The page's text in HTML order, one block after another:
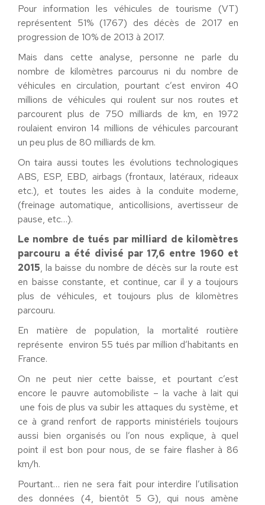
Pour information les véhicules de tourisme (VT)
représentent 51% (1767) des décès de 2017 en
progression de 10% de 2013 à 2017.
Mais dans cette analyse, personne ne parle du
nombre de kilomètres parcourus ni du nombre de
véhicules en circulation, pourtant c’est environ 40
millions de véhicules qui roulent sur nos routes et
parcourent plus de 750 milliards de km, en 1972
roulaient environ 14 millions de véhicules parcourant
un peu plus de 80 milliards de km.
On taira aussi toutes les évolutions technologiques
ABS, ESP, EBD, airbags (frontaux, latéraux, rideaux
etc.), et toutes les aides à la conduite moderne,
(freinage automatique, anticollisions, avertisseur de
pause, etc…).
Le nombre de tués par milliard de kilomètres
parcouru a été divisé par 17,6 entre 1960 et
2015, la baisse du nombre de décès sur la route est
en baisse constante, et continue, car il y a toujours
plus de véhicules, et toujours plus de kilomètres
parcouru.
En matière de population, la mortalité routière
représente environ 55 tués par million d’habitants en
France.
On ne peut nier cette baisse, et pourtant c’est
encore le pauvre automobiliste – la vache à lait qui
une fois de plus va subir les attaques du système, et
ce à grand renfort de rapports ministériels toujours
aussi bien organisés ou l’on nous explique, à quel
point il est bon pour nous, de se faire flasher à 86
km/h.
Pourtant… rien ne sera fait pour interdire l’utilisation
des données (4, bientôt 5 G), qui nous amène